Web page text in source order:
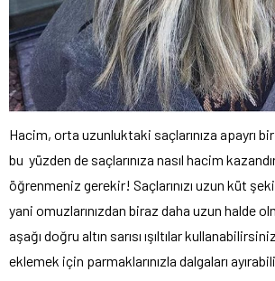
Hacim, orta uzunluktaki saçlarınıza apayrı
bu yüzden de saçlarınıza nasıl hacim
öğrenmeniz gerekir! Saçlarınızı uzun küt
yani omuzlarınızdan biraz daha uzun halde
aşağı doğru altın sarısı ışıltılar
eklemek için parmaklarınızla dalgaları